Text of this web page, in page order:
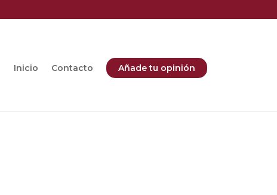
Inicio Contacto Añade tu opinión